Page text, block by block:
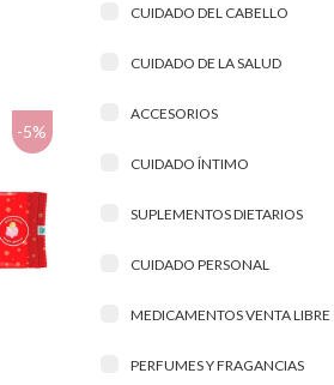
-5%
CUIDADO DEL CABELLO
CUIDADO DE LA SALUD
ACCESORIOS
CUIDADO ÍNTIMO
SUPLEMENTOS DIETARIOS
CUIDADO PERSONAL
MEDICAMENTOS VENTA LIBRE
PERFUMES Y FRAGANCIAS